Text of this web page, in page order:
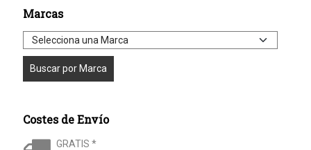
Marcas
Costes de Envío
GRATIS *